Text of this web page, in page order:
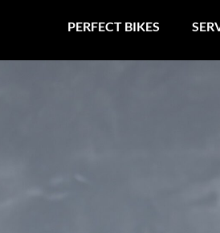
PERFECT BIKES